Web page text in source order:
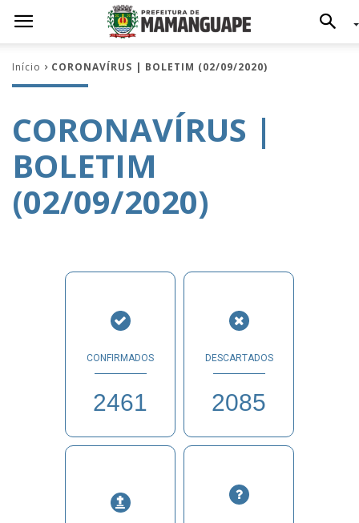
Início CORONAVÍRUS | BOLETIM (02/09/2020)
CORONAVÍRUS |
BOLETIM
(02/09/2020)
CONFIRMADOS
2461
DESCARTADOS
2085